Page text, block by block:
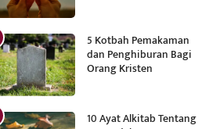
5 Kotbah Pemakaman
dan Penghiburan Bagi
Orang Kristen
10 Ayat Alkitab Tentang